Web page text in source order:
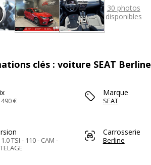
30 photos
disponibles
clés : voiture SEAT Berline
€
Marque
SEAT
1.0 TSI - 110 - CAM -
Carrosserie
Berline